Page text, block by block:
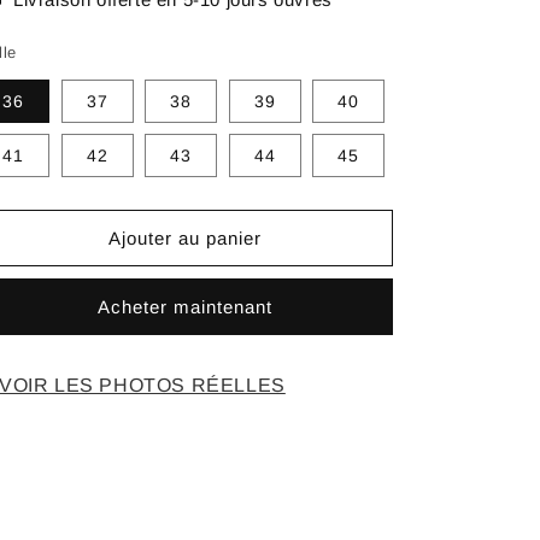
36 37 38 39 40
41 42 43 44 45
Ajouter au panier
Acheter maintenant
VOIR LES PHOTOS RÉELLES